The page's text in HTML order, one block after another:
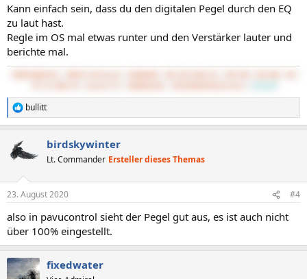
:
Kann einfach sein, dass du den digitalen Pegel durch den EQ
zu laut hast.
Regle im OS mal etwas runter und den Verstärker lauter und
berichte mal.
R
e
k
t
e
:
bullitt
birdskywinter
Lt. Commander Ersteller dieses Themas
23. August 2020 #4
also in pavucontrol sieht der Pegel gut aus, es ist auch nicht
über 100% eingestellt.
fixedwater